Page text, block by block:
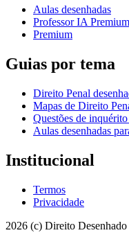
Aulas desenhadas
Professor IA Premium
Premium
Guias por tema
Direito Penal
Mapas de Direito
Questões de
Aulas desenhadas
Institucional
Termos
Privacidade
2026 (c) Direito